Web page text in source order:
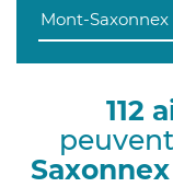
112
Saxonnex